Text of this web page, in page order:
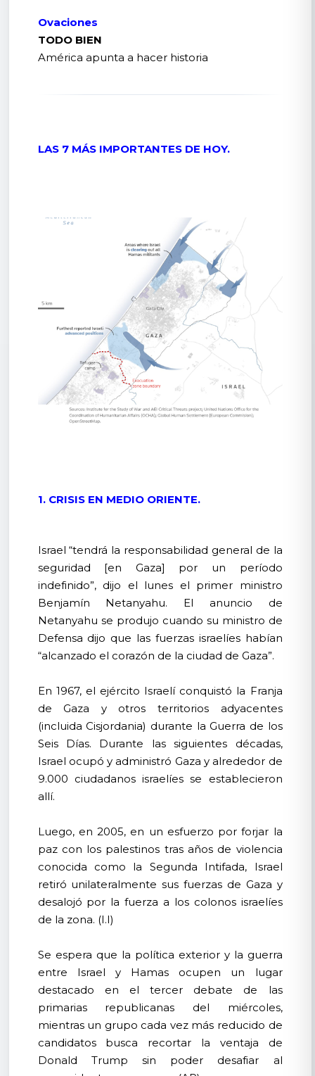
Ovaciones
TODO BIEN
América apunta a hacer historia
LAS 7 MÁS IMPORTANTES DE HOY.
1. CRISIS EN MEDIO ORIENTE.
Israel “tendrá la responsabilidad general de la
seguridad [en Gaza] por un período
indefinido”, dijo el lunes el primer ministro
Benjamín Netanyahu. El anuncio de
Netanyahu se produjo cuando su ministro de
Defensa dijo que las fuerzas israelíes habían
“alcanzado el corazón de la ciudad de Gaza”.
En 1967, el ejército Israelí conquistó la Franja
de Gaza y otros territorios adyacentes
(incluida Cisjordania) durante la Guerra de los
Seis Días. Durante las siguientes décadas,
Israel ocupó y administró Gaza y alrededor de
9.000 ciudadanos israelíes se establecieron
allí.
Luego, en 2005, en un esfuerzo por forjar la
paz con los palestinos tras años de violencia
conocida como la Segunda Intifada, Israel
retiró unilateralmente sus fuerzas de Gaza y
desalojó por la fuerza a los colonos israelíes
de la zona. (I.I)
Se espera que la política exterior y la guerra
entre Israel y Hamas ocupen un lugar
destacado en el tercer debate de las
primarias republicanas del miércoles,
mientras un grupo cada vez más reducido de
candidatos busca recortar la ventaja de
Donald Trump sin poder desafiar al